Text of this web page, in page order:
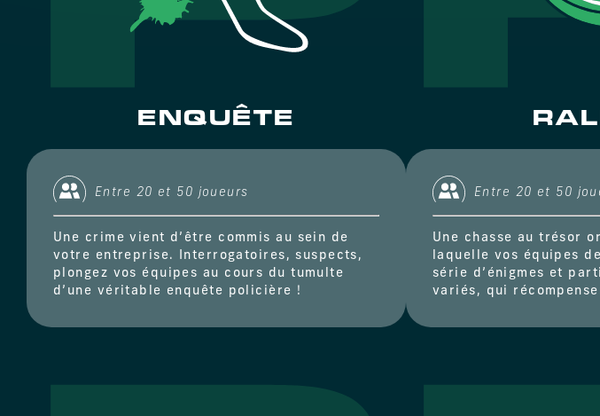
ENQUÊTE
Entre 20 et 50 joueurs
Une crime vient d’être commis au sein de
votre entreprise. Interrogatoires, suspects,
plongez vos équipes au cours du tumulte
d’une véritable enquête policière !
Entre 20 et 50
Une chasse au trésor
laquelle vos équipes
série d’énigmes et
variés, qui